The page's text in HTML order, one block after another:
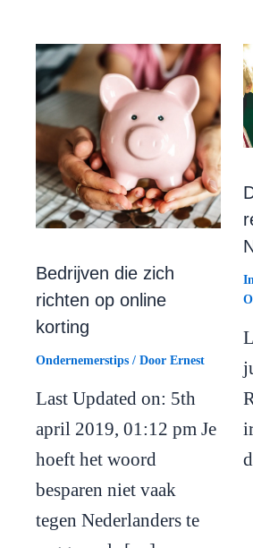
Bedrijven die zich
richten op online
korting
Ondernemerstips / Door Ernest
Last Updated on: 5th
april 2019, 01:12 pm Je
hoeft het woord
besparen niet vaak
tegen Nederlanders te